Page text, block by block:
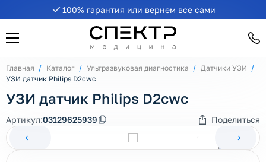
100% гарантия или вернем все сами
Главная Каталог Ультразвуковая диагностика
Датчики УЗИ
УЗИ датчик Philips D2cwc
УЗИ датчик Philips D2cwc
Артикул:03129625939 Поделиться